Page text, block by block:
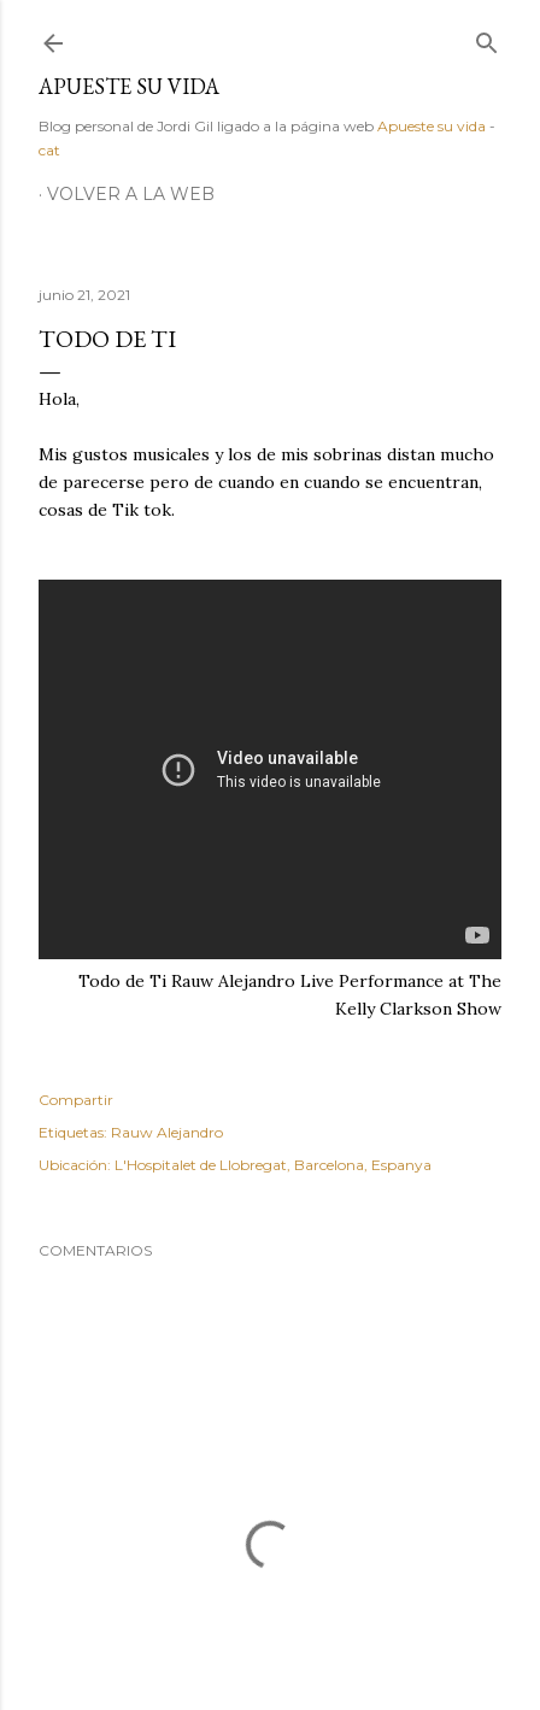
APUESTE SU VIDA
Blog personal de Jordi Gil ligado a la página web Apueste su vida -
cat
VOLVER A LA WEB
junio 21, 2021
TODO DE TI
Hola,
Mis gustos musicales y los de mis sobrinas distan mucho
de parecerse pero de cuando en cuando se encuentran,
cosas de Tik tok.
Todo de Ti Rauw Alejandro Live Performance at The
Kelly Clarkson Show
Compartir
Etiquetas: Rauw Alejandro
Ubicación: L'Hospitalet de Llobregat, Barcelona, Espanya
COMENTARIOS